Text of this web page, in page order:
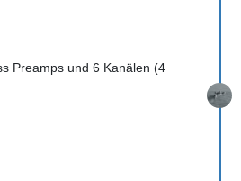
Preamps und 6 Kanälen (4